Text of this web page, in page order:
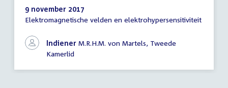
Schriftelijke
9 november 2017
Elektromagnetische velden en elektrohypersensitiviteit
Indiener M.R.H.M. von Martels, Tweede
Kamerlid